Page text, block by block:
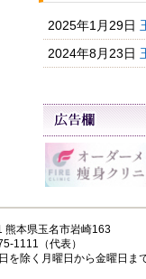
2025年1月29日
2024年8月23日
熊本県玉名市岩崎163
1111（代表）
を除く月曜日から金曜日ま